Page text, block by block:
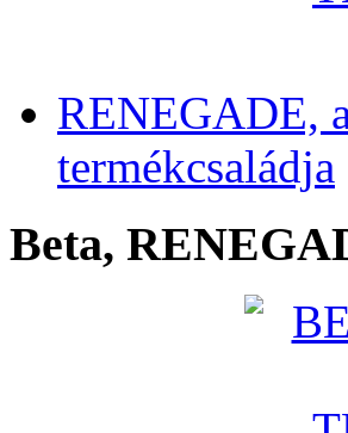
RENEGADE,
termékcsaládja
Beta,